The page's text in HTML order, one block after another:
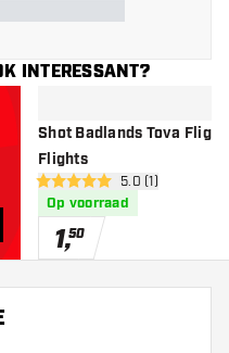
INTERESSANT?
Shot Badlands Tova
Flights
open reviews
5 score sterren5.0 (1)
Op voorraad
1,50